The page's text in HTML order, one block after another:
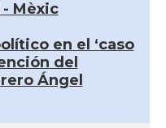
Mèxic
en el ‘caso
del
Ángel